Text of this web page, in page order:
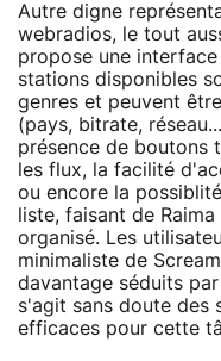
Autre digne
webradios, le tout
propose une
stations disponibles
genres et peuvent
(pays, bitrate,
présence de boutons
les flux, la facilité
ou encore la
liste, faisant de
organisé. Les
minimaliste de
davantage séduits par
s'agit sans doute des
efficaces pour cette